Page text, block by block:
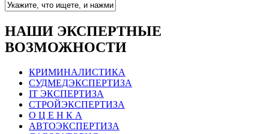
НАШИ ЭКСПЕРТНЫЕ
ВОЗМОЖНОСТИ
КРИМИНАЛИСТИКА
СУДМЕДЭКСПЕРТИЗА
IT ЭКСПЕРТИЗА
СТРОЙЭКСПЕРТИЗА
О Ц Е Н К А
АВТОЭКСПЕРТИЗА